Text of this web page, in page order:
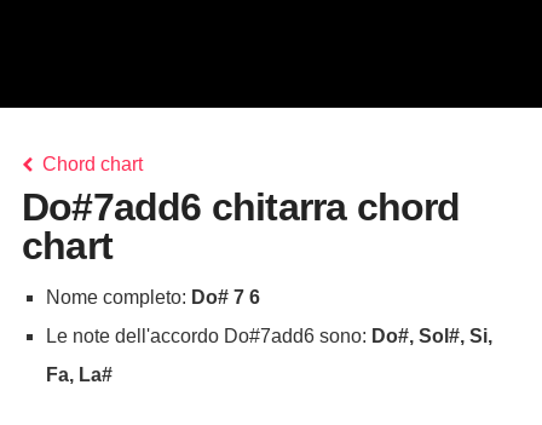
Chord chart
Do#7add6 chitarra chord
chart
Nome completo: Do# 7 6
Le note dell'accordo Do#7add6 sono: Do#, Sol#, Si,
Fa, La#